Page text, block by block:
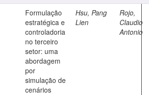
Formulação
estratégica e
controladoria
no terceiro
setor: uma
abordagem
por
simulação de
cenários
Hsu, Pang
Lien
Rojo,
Claudio
Antonio